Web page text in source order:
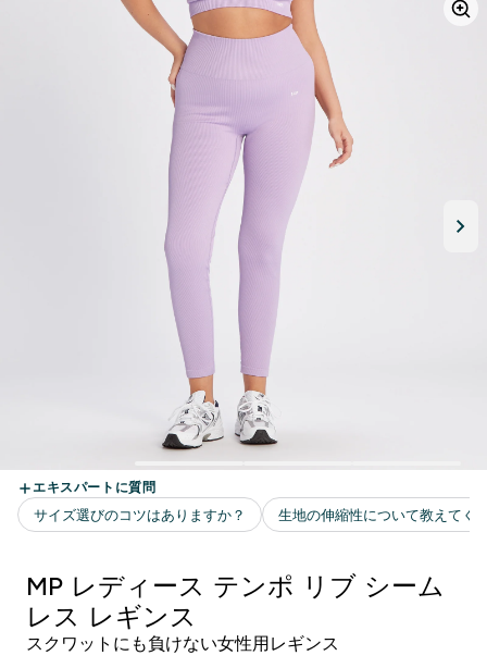
MP レディース テンポ リブ シーム
レス レギンス
スクワットにも負けない女性用レギンス